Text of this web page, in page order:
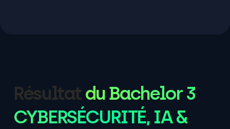
Résultatdu Bachelor 3
CYBERSÉCURITÉ, IA &